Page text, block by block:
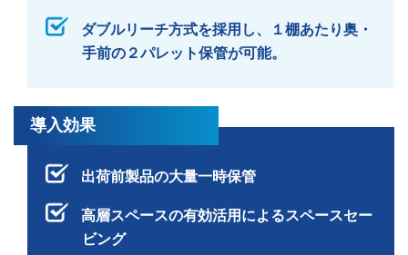
ダブルリーチ方式を採用し、１棚あたり奥・
手前の２パレット保管が可能。
導入効果
出荷前製品の大量一時保管
高層スペースの有効活用によるスペースセー
ビング